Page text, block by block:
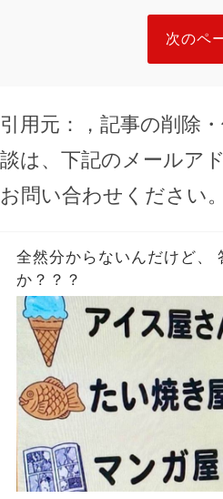
次のペ
引用元：
，記事の削除
談は、下記のメールア
お問い合わせください。
全然分からないんだけど、
か？？？